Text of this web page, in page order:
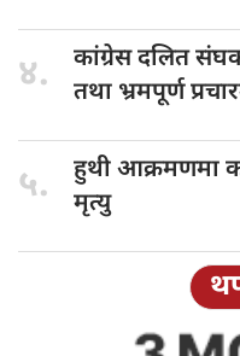
४. कांग्रेस दलित
तथा भ्रमपूर्ण
५. हुथी आक्रमणमा
मृत्यु